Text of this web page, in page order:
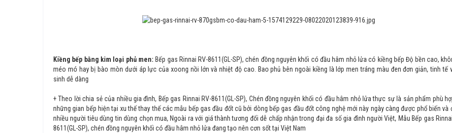
Kiềng bếp bằng kim loại phủ men: Bếp gas Rinnai RV-8611(GL-SP), chén đồng nguyên khối có đầu hâm nhỏ lửa có kiềng bếp Độ bền cao,
méo mó hay bị bào mòn dưới áp lực của xoong nồi lớn và nhiệt độ cao. Bao phủ bên ngoài kiềng là lớp men tráng màu đen đơn giản, tinh tế
sinh dễ dàng
+ Theo lời chia sẻ của nhiều gia đình, Bếp gas Rinnai RV-8611(GL-SP), Chén đồng nguyên khối có đầu hâm nhỏ lửa thực sự là sản phẩm phù
những gian bếp hiện tại xu thế thay thế các mẫu bếp gas đầu đốt cũ bởi dòng bếp gas đầu đốt công nghệ mới này ngày càng được phổ biến và
nhiều người tiêu dùng tin dùng chọn mua, Ngoài ra với giá thành tương đối dễ chấp nhận trong đại đa số gia đình người Việt, Mẫu Bếp gas
8611(GL-SP), chén đồng nguyên khối có đầu hâm nhỏ lửađang tạo nên cơn sốt tại Việt Nam